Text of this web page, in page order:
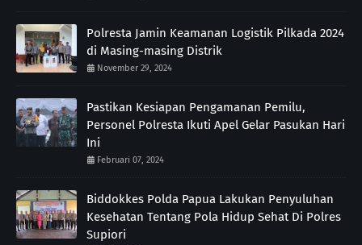
Polresta Jamin Keamanan Logistik Pilkada 2024
di Masing-masing Distrik
November 29, 2024
Pastikan Kesiapan Pengamanan Pemilu,
Personel Polresta Ikuti Apel Gelar Pasukan Hari
Ini
Februari 07, 2024
Biddokkes Polda Papua Lakukan Penyuluhan
Kesehatan Tentang Pola Hidup Sehat Di Polres
Supiori